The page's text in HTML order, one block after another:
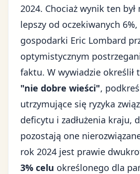
2024. Chociaż wynik ten był
lepszy od oczekiwanych
gospodarki Eric Lombard
optymistycznym
faktu. W wywiadzie określił
"nie dobre wieści",
utrzymujące się ryzyka
deficytu i zadłużenia kraju,
pozostają one
rok 2024 jest prawie
3% celu określonego dla